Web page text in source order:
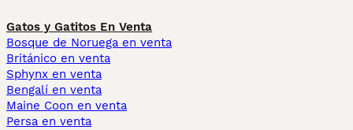
Gatos y Gatitos En Venta
Bosque de Noruega en venta
Británico en venta
Sphynx en venta
Bengalí en venta
Maine Coon en venta
Persa en venta